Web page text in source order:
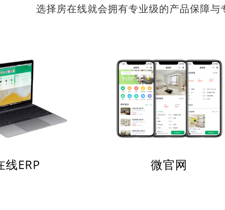
选择房在线就会拥有专业级的产品保障与
线ERP 微官网